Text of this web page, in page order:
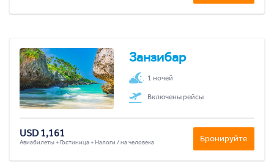
Занзибар
1 ночей
Включены рейсы
USD 1,161
Авиабилеты + Гостиница + Налоги / на человека Бронируйте